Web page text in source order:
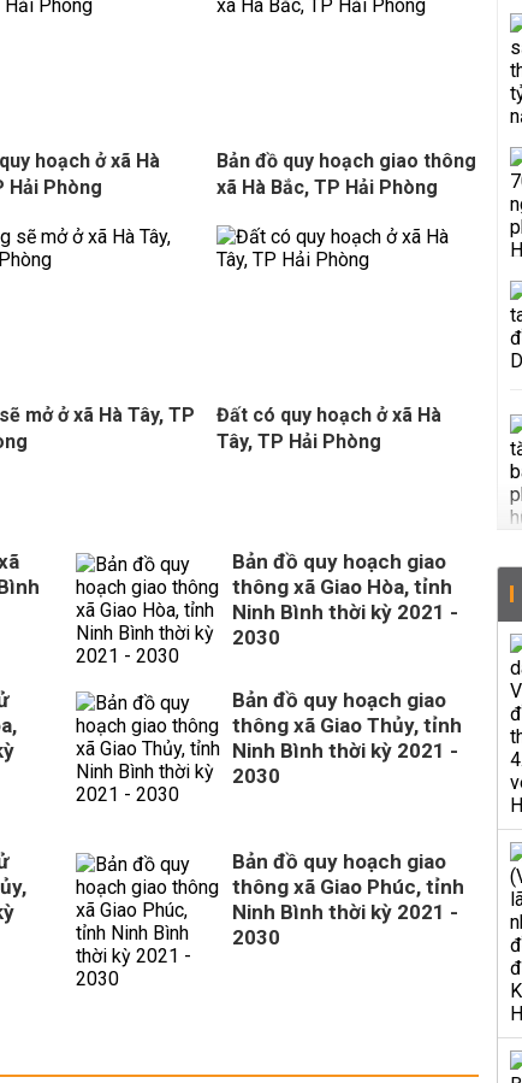
hoạch ở xã Hà
Hải Phòng
Bản đồ quy hoạch giao thông
xã Hà Bắc, TP Hải Phòng
mở ở xã Hà Tây, TP
Đất có quy hoạch ở xã Hà
Tây, TP Hải Phòng
Bản đồ quy hoạch giao
thông xã Giao Hòa, tỉnh
Ninh Bình thời kỳ 2021 -
2030
Bản đồ quy hoạch giao
thông xã Giao Thủy, tỉnh
Ninh Bình thời kỳ 2021 -
2030
Bản đồ quy hoạch giao
thông xã Giao Phúc, tỉnh
Ninh Bình thời kỳ 2021 -
2030